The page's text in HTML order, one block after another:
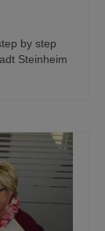
by step
Steinheim